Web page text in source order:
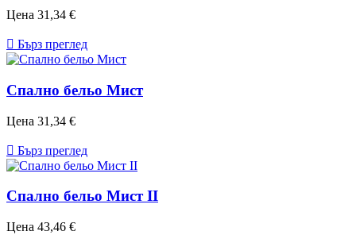
Цена 31,34 €
 Бърз преглед
Спално бельо Мист
Цена 31,34 €
 Бърз преглед
Спално бельо Мист II
Цена 43,46 €